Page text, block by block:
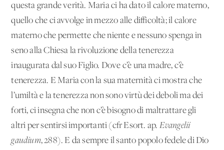
questa grande verità. Maria ci ha dato il calore materno,
quello che ci avvolge in mezzo alle difficoltà; il calore
materno che permette che niente e nessuno spenga in
seno alla Chiesa la rivoluzione della tenerezza
inaugurata dal suo Figlio. Dove c’è una madre, c’è
tenerezza. E Maria con la sua maternità ci mostra che
l’umiltà e la tenerezza non sono virtù dei deboli ma dei
forti, ci insegna che non c’è bisogno di maltrattare gli
altri per sentirsi importanti (cfr Esort. ap. Evangelii
gaudium,288). E da sempre il santo popolo fedele di Dio